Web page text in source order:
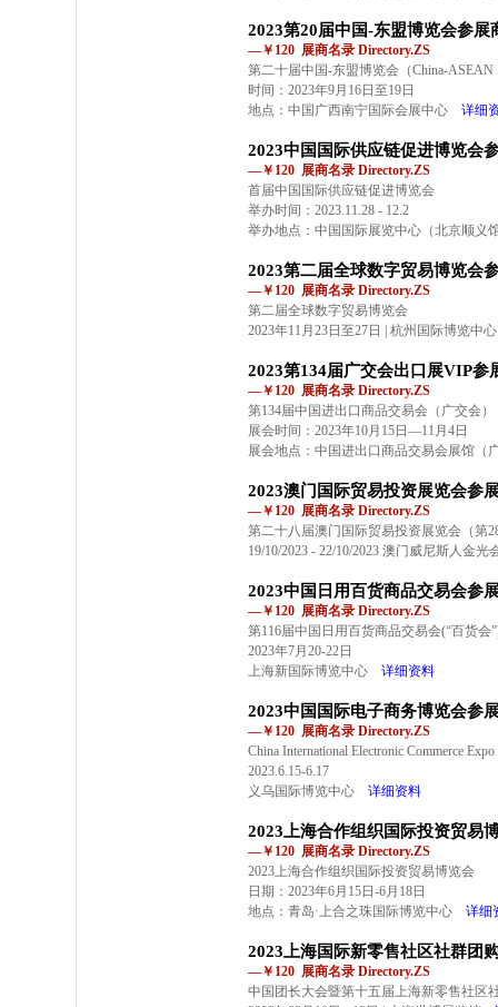
2023第20届中国-东盟博览会参展
—￥120 展商名录 Directory.ZS
第二十届中国-东盟博览会（China-ASEAN
时间：2023年9月16日至19日
地点：中国广西南宁国际会展中心
详细
2023中国国际供应链促进博览会
—￥120 展商名录 Directory.ZS
首届中国国际供应链促进博览会
举办时间：2023.11.28 - 12.2
举办地点：中国国际展览中心（北京顺义
2023第二届全球数字贸易博览会
—￥120 展商名录 Directory.ZS
第二届全球数字贸易博览会
2023年11月23日至27日 | 杭州国际博览中心
2023第134届广交会出口展VIP参
—￥120 展商名录 Directory.ZS
第134届中国进出口商品交易会（广交会）
展会时间：2023年10月15日—11月4日
展会地点：中国进出口商品交易会展馆（
2023澳门国际贸易投资展览会参
—￥120 展商名录 Directory.ZS
第二十八届澳门国际贸易投资展览会（第
19/10/2023 - 22/10/2023 澳门威尼斯人金光
2023中国日用百货商品交易会参
—￥120 展商名录 Directory.ZS
第116届中国日用百货商品交易会(“百货会
2023年7月20-22日
上海新国际博览中心
详细资料
2023中国国际电子商务博览会参
—￥120 展商名录 Directory.ZS
China International Electronic Commerce Expo
2023.6.15-6.17
义乌国际博览中心
详细资料
2023上海合作组织国际投资贸易
—￥120 展商名录 Directory.ZS
2023上海合作组织国际投资贸易博览会
日期：2023年6月15日-6月18日
地点：青岛·上合之珠国际博览中心
详细
2023上海国际新零售社区社群团
—￥120 展商名录 Directory.ZS
中国团长大会暨第十五届上海新零售社区